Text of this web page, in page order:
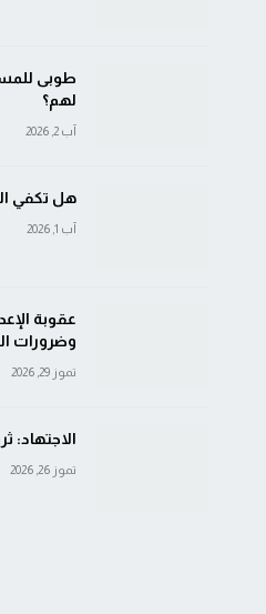
طوبى
لهم؟
آب 2, 2026
هل تكفي
آب 1, 2026
عقوبة
وضرورات
تموز 29, 2026
الاجتهاد:
تموز 26, 2026